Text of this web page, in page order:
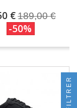
€189,00 €
-50%
FILTRER